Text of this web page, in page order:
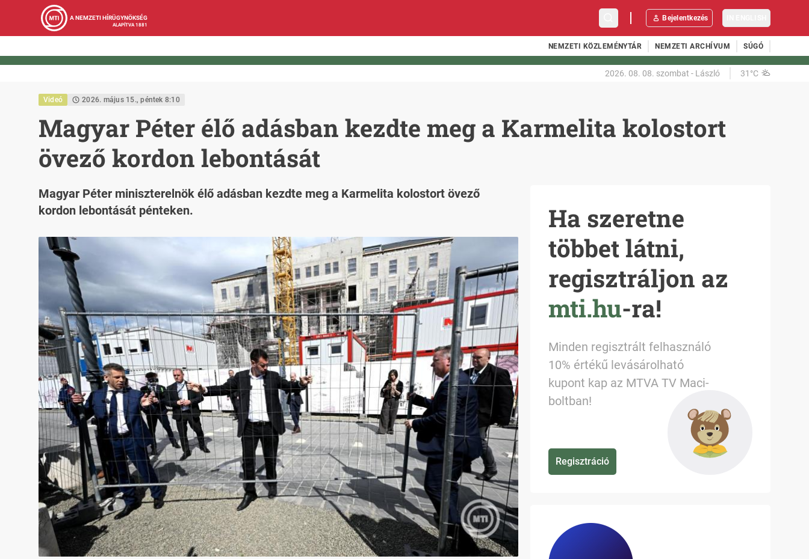
A NEMZETI HÍRÜGYNÖKSÉG
ALAPÍTVA 1881
Bejelentkezés
NEMZETI KÖZLEMÉNYTÁR NEMZETI ARCHÍVUM SÚGÓ
2026. 08. 08. szombat - László 31°C
Videó 2026. május 15., péntek 8:10
Magyar Péter élő adásban kezdte meg a Karmelita kolostort
övező kordon lebontását
Magyar Péter miniszterelnök élő adásban kezdte meg a Karmelita kolostort övező
kordon lebontását pénteken.
Ha szeretne
többet látni,
regisztráljon az
mti.hu-ra!
Minden regisztrált felhasználó
10% értékű levásárolható
kupont kap az MTVA TV Maci-
boltban!
Regisztráció